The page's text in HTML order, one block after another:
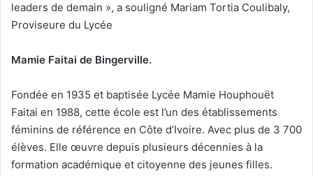
leaders de demain », a souligné Mariam Tortia Coulibaly,
Proviseure du Lycée
Mamie Faitai de Bingerville.
Fondée en 1935 et baptisée Lycée Mamie Houphouët
Faitai en 1988, cette école est l’un des établissements
féminins de référence en Côte d’Ivoire. Avec plus de 3 700
élèves. Elle œuvre depuis plusieurs décennies à la
formation académique et citoyenne des jeunes filles.